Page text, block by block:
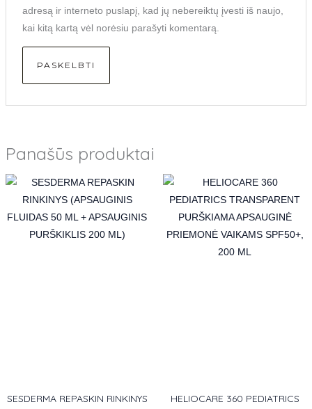
adresą ir interneto puslapį, kad jų nebereiktų įvesti iš naujo,
kai kitą kartą vėl norėsiu parašyti komentarą.
Panašūs produktai
SESDERMA REPASKIN RINKINYS
HELIOCARE 360 PEDIATRICS